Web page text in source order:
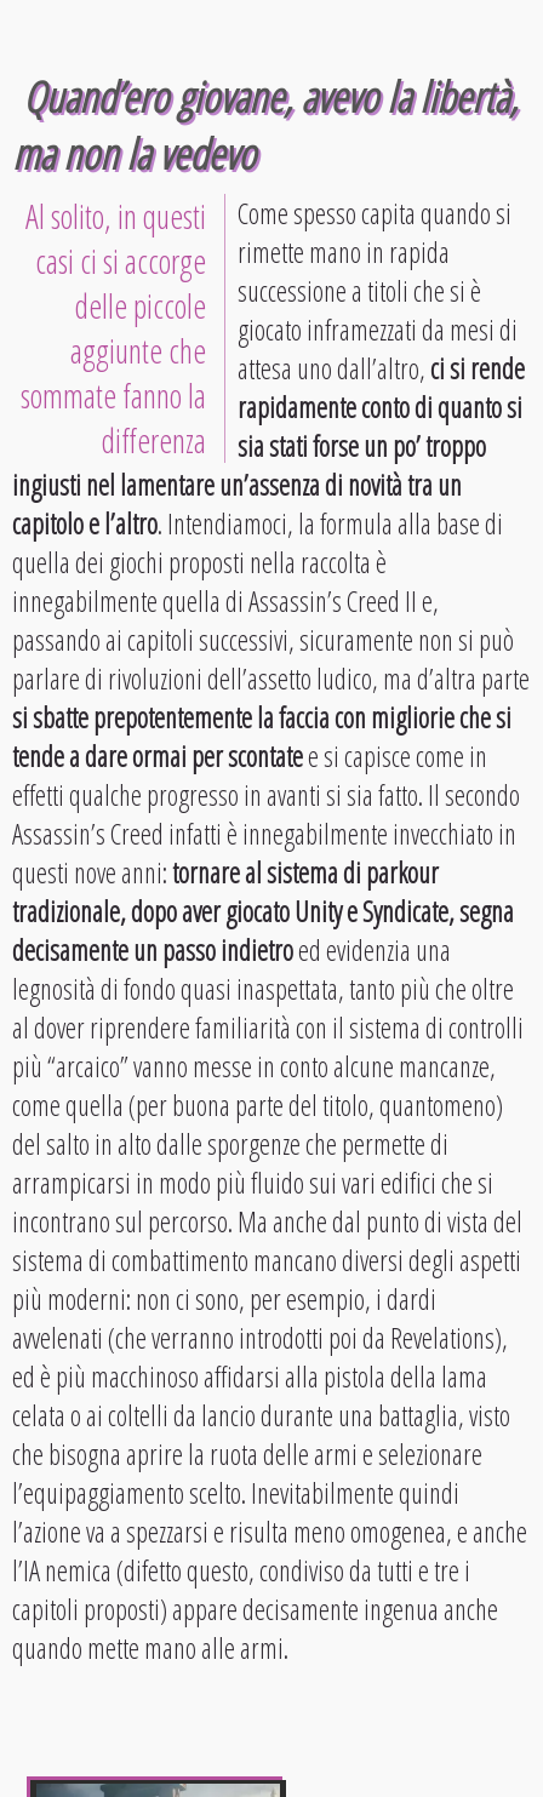
Quand’ero giovane, avevo la libertà,
ma non la vedevo
Al solito, in questi
casi ci si accorge
delle piccole
aggiunte che
sommate fanno la
differenza
Come spesso capita quando si
rimette mano in rapida
successione a titoli che si è
giocato inframezzati da mesi di
attesa uno dall’altro,ci si rende
rapidamente conto di quanto si
sia stati forse un po’ troppo
ingiusti nel lamentare un’assenza di novità tra un
capitolo e l’altro. Intendiamoci, la formula alla base di
quella dei giochi proposti nella raccolta è
innegabilmente quella di Assassin’s Creed II e,
passando ai capitoli successivi, sicuramente non si può
parlare di rivoluzioni dell’assetto ludico, ma d’altra parte
si sbatte prepotentemente la faccia con migliorie che si
tende a dare ormai per scontatee si capisce come in
effetti qualche progresso in avanti si sia fatto. Il secondo
Assassin’s Creed infatti è innegabilmente invecchiato in
questi nove anni:tornare al sistema di parkour
tradizionale, dopo aver giocato Unity e Syndicate, segna
decisamente un passo indietroed evidenzia una
legnosità di fondo quasi inaspettata, tanto più che oltre
al dover riprendere familiarità con il sistema di controlli
più “arcaico” vanno messe in conto alcune mancanze,
come quella (per buona parte del titolo, quantomeno)
del salto in alto dalle sporgenze che permette di
arrampicarsi in modo più fluido sui vari edifici che si
incontrano sul percorso. Ma anche dal punto di vista del
sistema di combattimento mancano diversi degli aspetti
più moderni: non ci sono, per esempio, i dardi
avvelenati (che verranno introdotti poi da Revelations),
ed è più macchinoso affidarsi alla pistola della lama
celata o ai coltelli da lancio durante una battaglia, visto
che bisogna aprire la ruota delle armi e selezionare
l’equipaggiamento scelto. Inevitabilmente quindi
l’azione va a spezzarsi e risulta meno omogenea, e anche
l’IA nemica (difetto questo, condiviso da tutti e tre i
capitoli proposti) appare decisamente ingenua anche
quando mette mano alle armi.